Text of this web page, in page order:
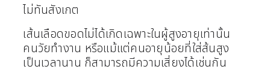
ไม่ทันสังเกต
เส้นเลือดขอดไม่ได้เกิดเฉพาะในผู้สูงอายุเท่านั้น
คนวัยทำงาน หรือแม้แต่คนอายุน้อยที่ใส่ส้นสูง
เป็นเวลานาน ก็สามารถมีความเสี่ยงได้เช่นกัน